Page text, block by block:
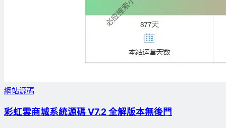
網站源碼
彩虹雲商城系統源碼 V7.2 全解版本無後門